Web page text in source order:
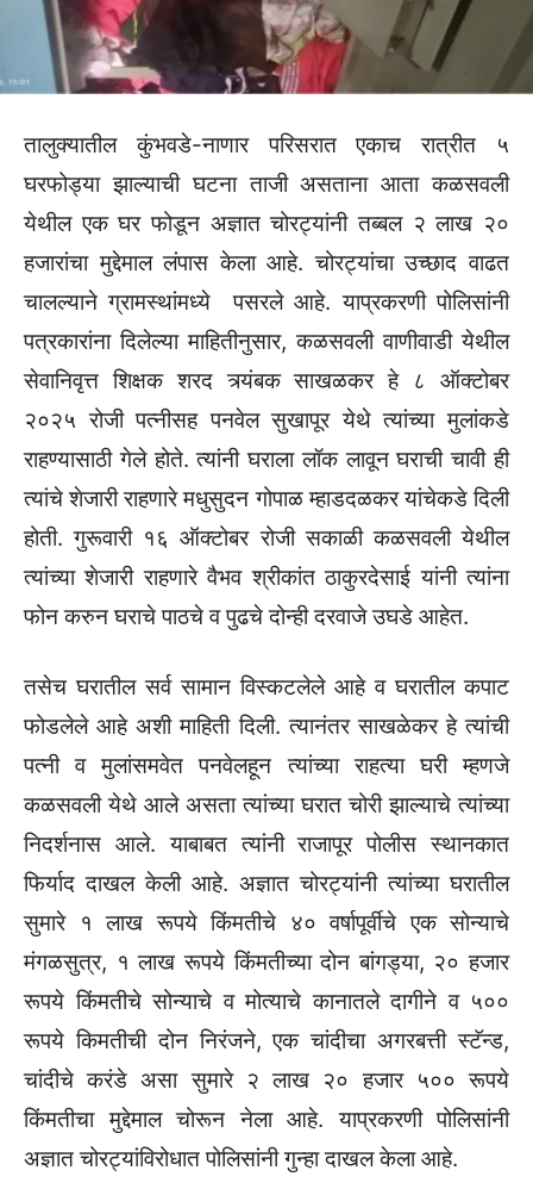
तालुक्यातील कुंभवडे-नाणार परिसरात एकाच रात्रीत ५
घरफोड्या झाल्याची घटना ताजी असताना आता कळसवली
येथील एक घर फोडून अज्ञात चोरट्यांनी तब्बल २ लाख २०
हजारांचा मुद्देमाल लंपास केला आहे. चोरट्यांचा उच्छाद वाढत
चालल्याने ग्रामस्थांमध्ये पसरले आहे. याप्रकरणी पोलिसांनी
पत्रकारांना दिलेल्या माहितीनुसार, कळसवली वाणीवाडी येथील
सेवानिवृत्त शिक्षक शरद त्र्यंबक साखळकर हे ८ ऑक्टोबर
२०२५ रोजी पत्नीसह पनवेल सुखापूर येथे त्यांच्या मुलांकडे
राहण्यासाठी गेले होते. त्यांनी घराला लॉक लावून घराची चावी ही
त्यांचे शेजारी राहणारे मधुसुदन गोपाळ म्हाडदळकर यांचेकडे दिली
होती. गुरूवारी १६ ऑक्टोबर रोजी सकाळी कळसवली येथील
त्यांच्या शेजारी राहणारे वैभव श्रीकांत ठाकुरदेसाई यांनी त्यांना
फोन करुन घराचे पाठचे व पुढचे दोन्ही दरवाजे उघडे आहेत.
तसेच घरातील सर्व सामान विस्कटलेले आहे व घरातील कपाट
फोडलेले आहे अशी माहिती दिली. त्यानंतर साखळेकर हे त्यांची
पत्नी व मुलांसमवेत पनवेलहून त्यांच्या राहत्या घरी म्हणजे
कळसवली येथे आले असता त्यांच्या घरात चोरी झाल्याचे त्यांच्या
निदर्शनास आले. याबाबत त्यांनी राजापूर पोलीस स्थानकात
फिर्याद दाखल केली आहे. अज्ञात चोरट्यांनी त्यांच्या घरातील
सुमारे १ लाख रूपये किंमतीचे ४० वर्षापूर्वीचे एक सोन्याचे
मंगळसुत्र, १ लाख रूपये किंमतीच्या दोन बांगड्या, २० हजार
रूपये किंमतीचे सोन्याचे व मोत्याचे कानातले दागीने व ५००
रूपये किमतीची दोन निरंजने, एक चांदीचा अगरबत्ती स्टॅन्ड,
चांदीचे करंडे असा सुमारे २ लाख २० हजार ५०० रूपये
किंमतीचा मुद्देमाल चोरून नेला आहे. याप्रकरणी पोलिसांनी
अज्ञात चोरट्यांविरोधात पोलिसांनी गुन्हा दाखल केला आहे.